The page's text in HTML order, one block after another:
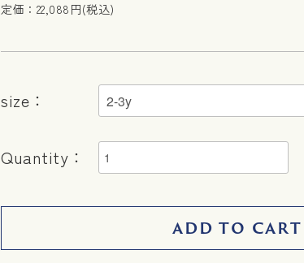
定価：22,088円(税込)
size：
Quantity：
ADD TO CART